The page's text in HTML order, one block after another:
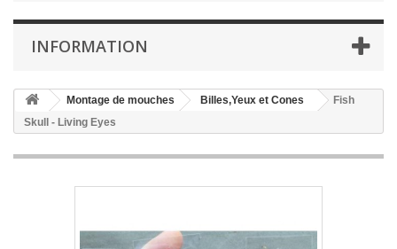
INFORMATION
Montage de mouches Billes,Yeux et Cones
Fish
Skull - Living Eyes